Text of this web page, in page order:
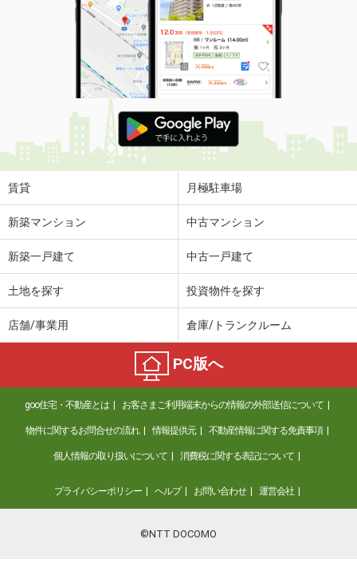
賃貸 月極駐車場
新築マンション 中古マンション
新築一戸建て 中古一戸建て
土地を探す 投資物件を探す
店舗/事業用 倉庫/トランクルーム
PC版へ
goo住宅・不動産とは お客さまご利用端末からの情報の外部送信について
物件に関するお問合せの流れ 情報提供元 不動産情報に関する免責事項
個人情報の取り扱いについて 消費税に関する表記について
プライバシーポリシー ヘルプ お問い合わせ 運営会社
©NTT DOCOMO